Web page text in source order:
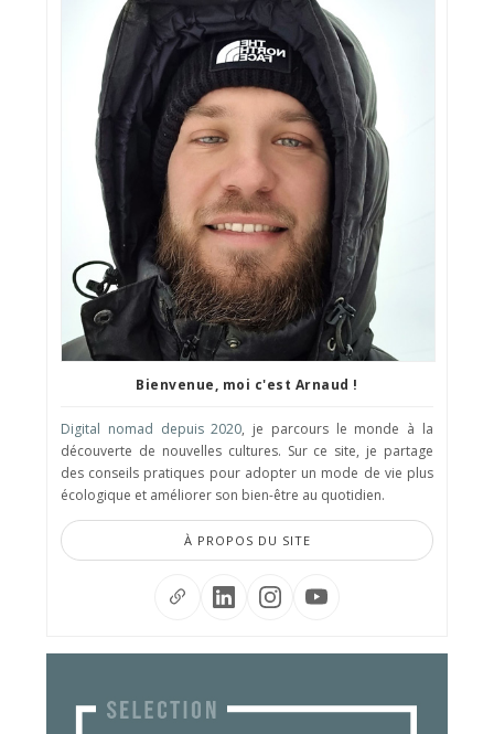
Bienvenue, moi c'est Arnaud !
Digital nomad depuis 2020, je parcours le monde à la
découverte de nouvelles cultures. Sur ce site, je partage
des conseils pratiques pour adopter un mode de vie plus
écologique et améliorer son bien-être au quotidien.
À PROPOS DU SITE